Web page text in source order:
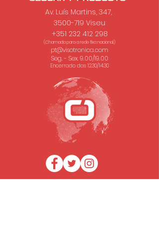
Av. Luís Martins, 347,
3500-719 Viseu
+351 232 412 298
(Chamada para a rede fixa nacional.)
pt@visotronica.com
Seg. - Sex. 9.00/19.00
Encerrado das 12.30/14.30